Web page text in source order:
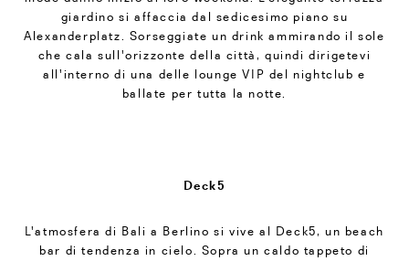
giardino si affaccia dal sedicesimo piano su
Alexanderplatz. Sorseggiate un drink ammirando il sole
che cala sull'orizzonte della città, quindi dirigetevi
all'interno di una delle lounge VIP del nightclub e
ballate per tutta la notte.
Deck5
L'atmosfera di Bali a Berlino si vive al Deck5, un beach
bar di tendenza in cielo. Sopra un caldo tappeto di